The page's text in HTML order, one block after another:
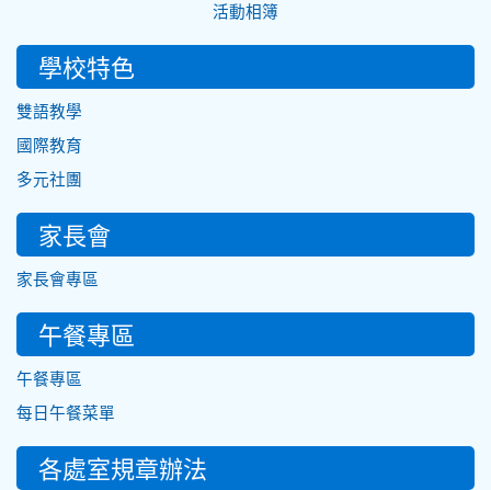
活動相簿
學校特色
雙語教學
國際教育
多元社團
家長會
家長會專區
午餐專區
午餐專區
每日午餐菜單
各處室規章辦法